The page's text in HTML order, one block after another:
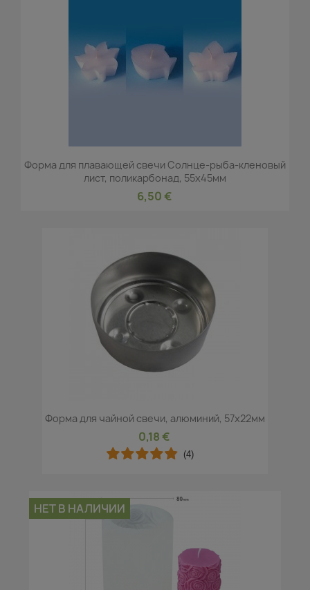
Форма для плавающей свечи Солнце-рыба-кленовый
лист, поликарбонад, 55x45мм
6,50 €
Форма для чайной свечи, алюминий, 57x22мм
0,18 €
(4)
НЕТ В НАЛИЧИИ